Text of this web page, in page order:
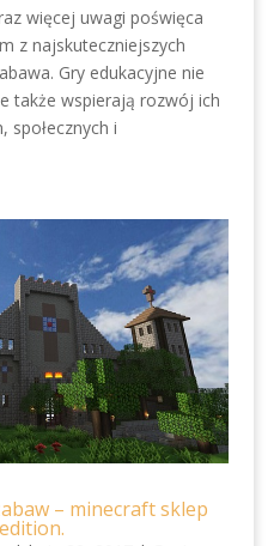
więcej uwagi poświęca
z najskuteczniejszych
Gry edukacyjne nie
także wspierają rozwój ich
społecznych i
– minecraft sklep